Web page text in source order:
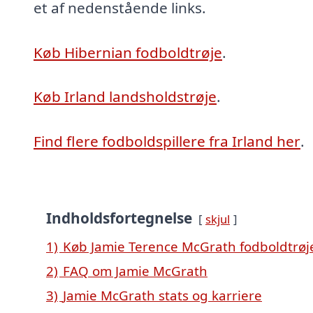
et af nedenstående links.
Køb Hibernian fodboldtrøje.
Køb Irland landsholdstrøje.
Find flere fodboldspillere fra Irland her.
Indholdsfortegnelse skjul
1) Køb Jamie Terence McGrath
2) FAQ om Jamie McGrath
3) Jamie McGrath stats og karriere